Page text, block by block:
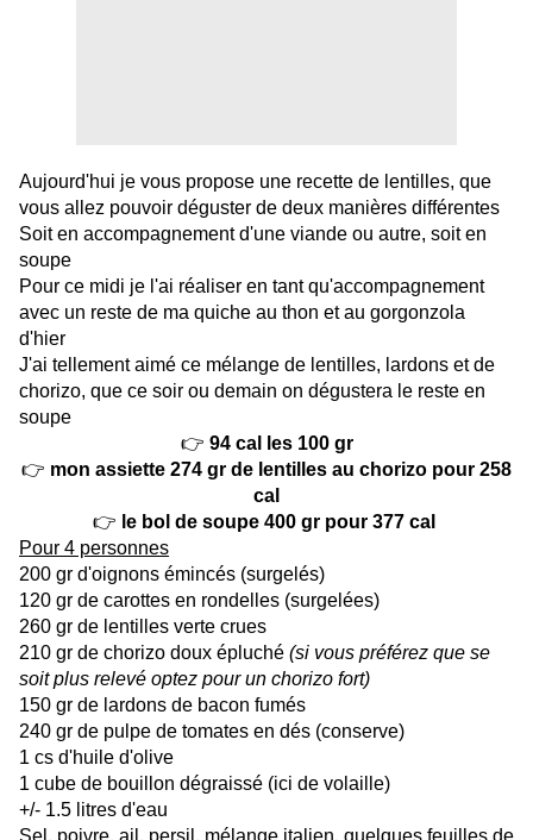
Aujourd'hui je vous propose une recette de lentilles, que
vous allez pouvoir déguster de deux manières différentes
Soit en accompagnement d'une viande ou autre, soit en
soupe
Pour ce midi je l'ai réaliser en tant qu'accompagnement
avec un reste de ma quiche au thon et au gorgonzola
d'hier
J'ai tellement aimé ce mélange de lentilles, lardons et de
chorizo, que ce soir ou demain on dégustera le reste en
soupe
👉 94 cal les 100 gr
👉 mon assiette 274 gr de lentilles au chorizo pour 258
cal
👉 le bol de soupe 400 gr pour 377 cal
Pour 4 personnes
200 gr d'oignons émincés (surgelés)
120 gr de carottes en rondelles (surgelées)
260 gr de lentilles verte crues
210 gr de chorizo doux épluché (si vous préférez que se
soit plus relevé optez pour un chorizo fort)
150 gr de lardons de bacon fumés
240 gr de pulpe de tomates en dés (conserve)
1 cs d'huile d'olive
1 cube de bouillon dégraissé (ici de volaille)
+/- 1.5 litres d'eau